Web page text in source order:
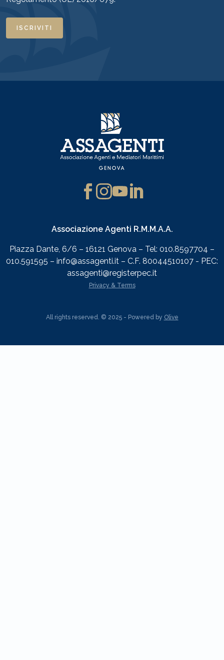
ISCRIVITI
Associazione Agenti R.M.M.A.A.
Piazza Dante, 6/6 – 16121 Genova – Tel: 010.8597704 –
010.591595 – info@assagenti.it – C.F. 80044510107 - PEC:
assagenti@registerpec.it
Privacy & Terms
All rights reserved. © 2025 - Powered by Olive